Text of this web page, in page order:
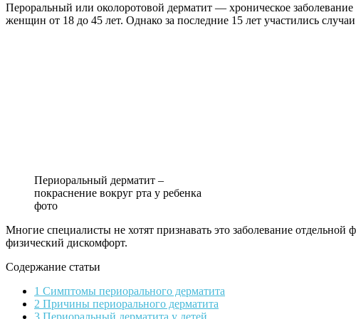
Пероральный или околоротовой дерматит — хроническое
женщин от 18 до 45 лет. Однако за последние 15 лет участились
Периоральный дерматит –
покраснение вокруг рта у ребенка
фото
Многие специалисты не хотят признавать это заболевание
физический дискомфорт.
Содержание статьи
1 Симптомы периорального дерматита
2 Причины периорального дерматита
3 Периоральный дерматита у детей